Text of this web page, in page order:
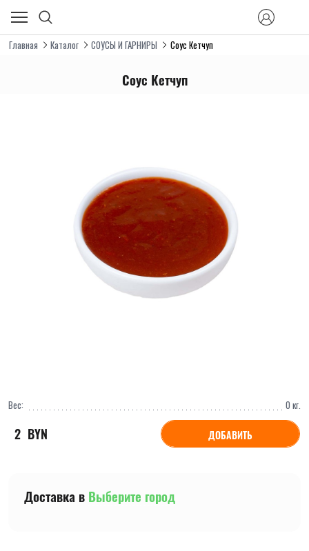
Главная Каталог СОУСЫ И ГАРНИРЫ Соус Кетчуп
Соус Кетчуп
Вес: 0 кг.
2
  BYN
ДОБАВИТЬ
Доставка в Выберите город